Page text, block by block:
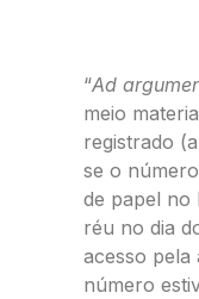
“Ad
meio
registrado
se o
de papel no
réu no dia
acesso pela
número